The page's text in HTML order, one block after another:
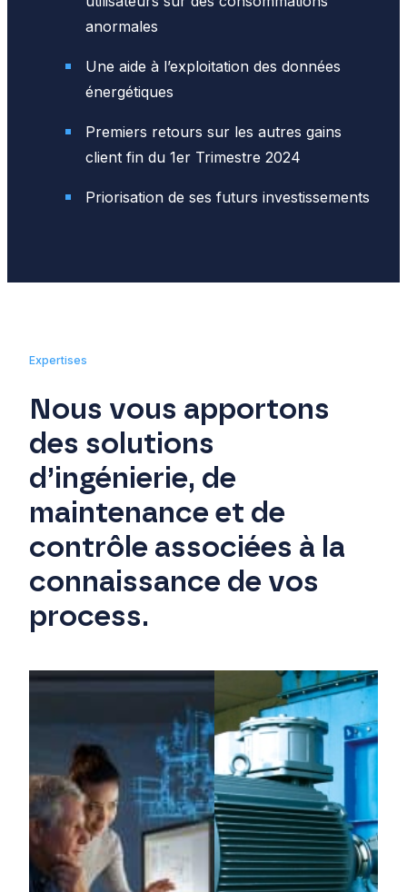
anormales
Une aide à l’exploitation des données
énergétiques
Premiers retours sur les autres gains
client fin du 1er Trimestre 2024
Priorisation de ses futurs investissements
Expertises
Nous vous apportons
des solutions
d’ingénierie, de
maintenance et de
contrôle associées à la
connaissance de vos
process.